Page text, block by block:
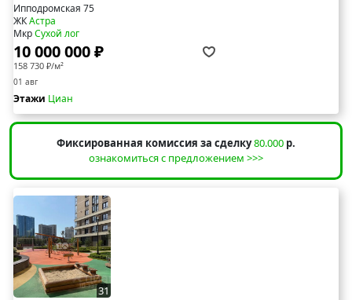
Ипподромская 75
ЖКАстра
МкрСухой лог
10 000 000 ₽
158 730 ₽/м²
01 авг
Этажи Циан
Фиксированная комиссия за сделку80.000 р.
ознакомиться с предложением >>>
31